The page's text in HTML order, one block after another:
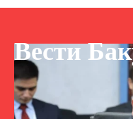
Вести